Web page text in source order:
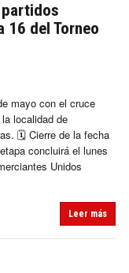
16 del Torneo
mayo con el cruce
localidad de
🗓️ Cierre de la fecha
concluirá el lunes
Unidos
Leer más